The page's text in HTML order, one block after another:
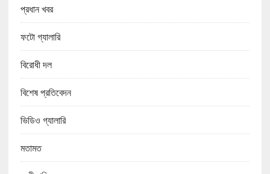
প্রধান খবর
ফটো গ্যালারি
বিরোধী দল
বিশেষ প্রতিবেদন
ভিডিও গ্যালারি
মতামত